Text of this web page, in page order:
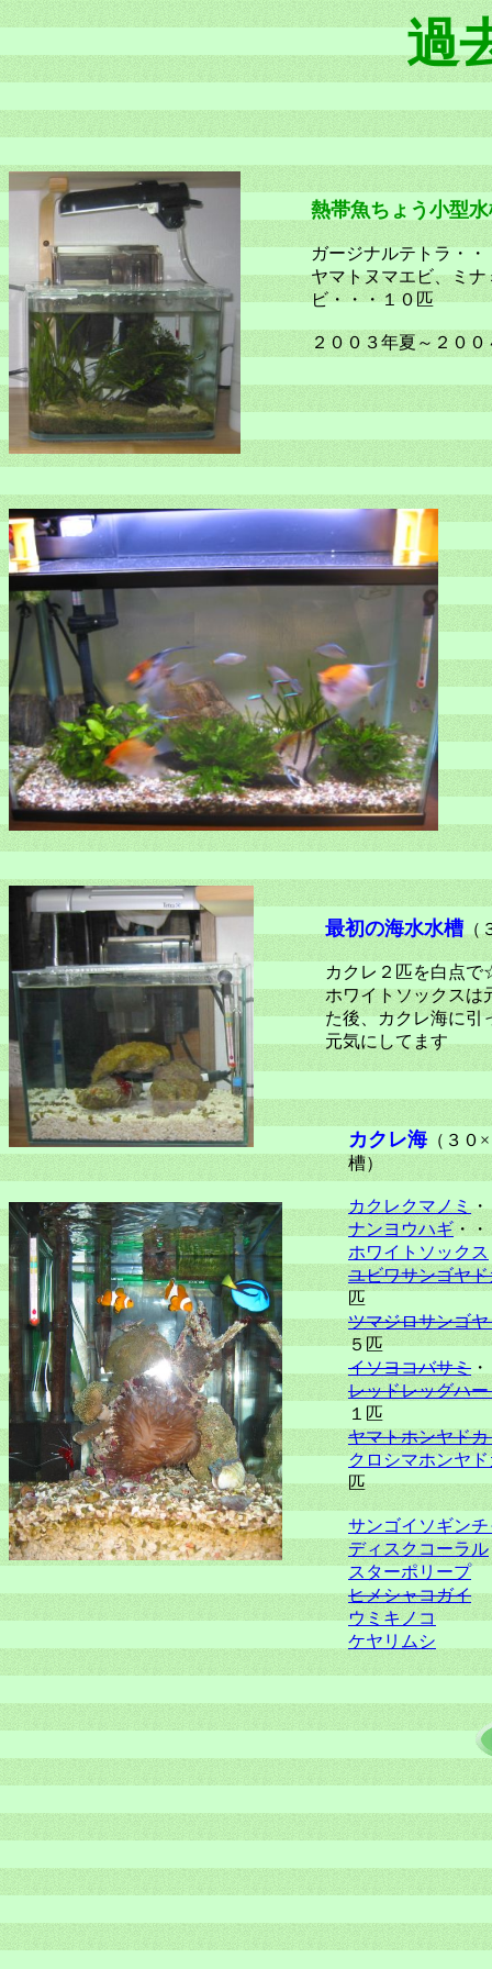
カクレ海（３０
槽）
カクレクマノミ・
ナンヨウハギ・
ホワイトソックス
ユビワサンゴヤ
匹
ツマジロサンゴ
５匹
イソヨコバサミ
レッドレッグハ
１匹
ヤマトホンヤドカ
クロシマホンヤ
匹
サンゴイソギン
ディスクコーラル
スターポリープ
ヒメシャコガイ
ウミキノコ
ケヤリムシ
最初の海水水槽
カクレ２匹を白点
ホワイトソックスは
た後、カクレ海に引
元気にしてます
熱帯魚ちょう小型
ガージナルテトラ・・
ヤマトヌマエビ、ミナ
ビ・・・１０匹
２００３年夏～２０
過